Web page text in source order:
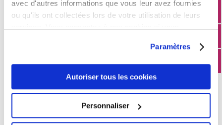
avec d'autres informations que vous leur avez fournies
ou qu'ils ont collectées lors de votre utilisation de leurs
Paramètres
Autoriser tous les cookies
Personnaliser
État civil
Un dossier de mariage est à retirer en
mairie. Le mariage peut être célébré dans
la commune où l’un des futurs époux à